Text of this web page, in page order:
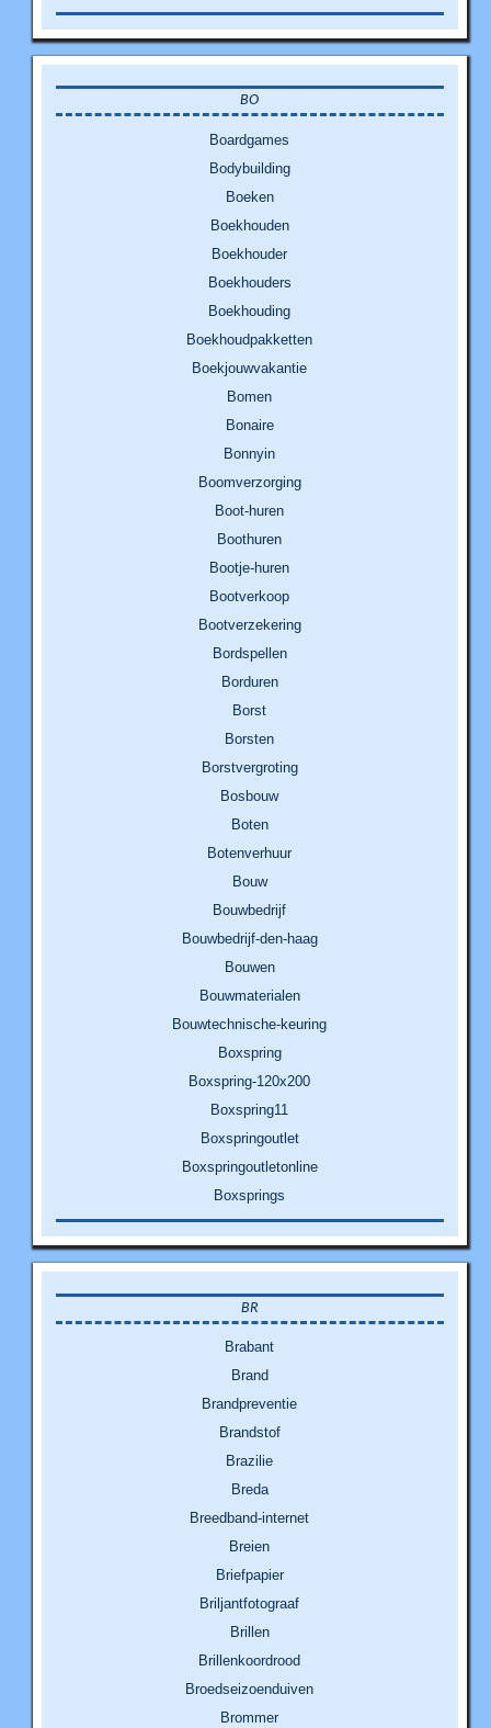
BO
Boardgames
Bodybuilding
Boeken
Boekhouden
Boekhouder
Boekhouders
Boekhouding
Boekhoudpakketten
Boekjouwvakantie
Bomen
Bonaire
Bonnyin
Boomverzorging
Boot-huren
Boothuren
Bootje-huren
Bootverkoop
Bootverzekering
Bordspellen
Borduren
Borst
Borsten
Borstvergroting
Bosbouw
Boten
Botenverhuur
Bouw
Bouwbedrijf
Bouwbedrijf-den-haag
Bouwen
Bouwmaterialen
Bouwtechnische-keuring
Boxspring
Boxspring-120x200
Boxspring11
Boxspringoutlet
Boxspringoutletonline
Boxsprings
BR
Brabant
Brand
Brandpreventie
Brandstof
Brazilie
Breda
Breedband-internet
Breien
Briefpapier
Briljantfotograaf
Brillen
Brillenkoordrood
Broedseizoenduiven
Brommer